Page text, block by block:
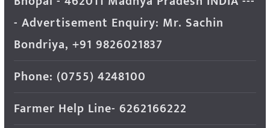
- Advertisement Enquiry: Mr. Sachin
Bondriya, +91 9826021837
Phone: (0755) 4248100
Farmer Help Line- 6262166222